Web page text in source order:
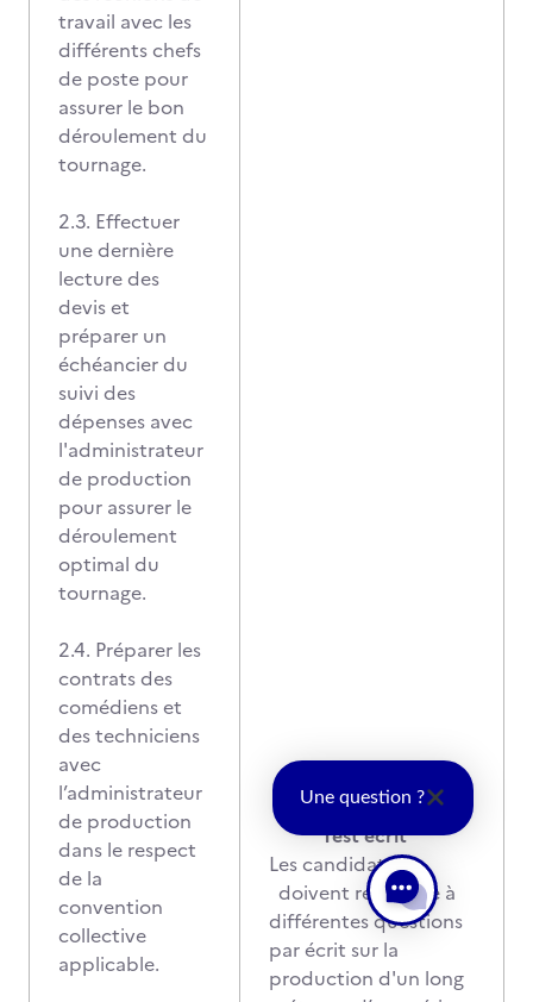
travail avec les
différents chefs
de poste pour
assurer le bon
déroulement du
tournage.
2.3. Effectuer
une dernière
lecture des
devis et
préparer un
échéancier du
suivi des
dépenses avec
l'administrateur
de production
pour assurer le
déroulement
optimal du
tournage.
2.4. Préparer les
contrats des
comédiens et
des techniciens
avec
l’administrateur
de production
dans le respect
de la
convention
collective
applicable.
Test écrit
Les candidats
doivent répondre à
différentes questions
par écrit sur la
production d'un long
Une question ?